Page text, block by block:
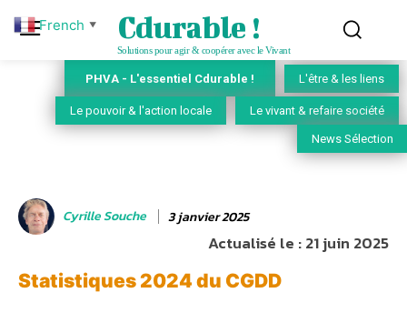
Cdurable !
Solutions pour agir & coopérer avec le Vivant
PHVA - L'essentiel Cdurable ! L'être & les liens
Le pouvoir & l'action locale Le vivant & refaire société
News Sélection
Cyrille Souche 3 janvier 2025
Actualisé le :21 juin 2025
Statistiques 2024 du CGDD
French ▼